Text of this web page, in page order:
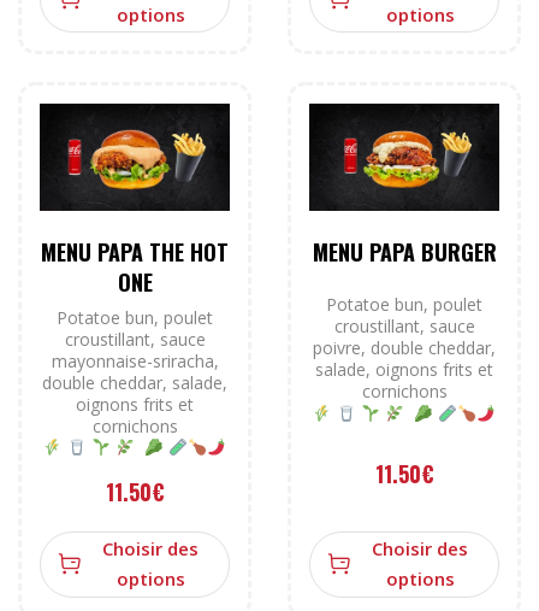
options
options
MENU PAPA THE HOT
ONE
Potatoe bun, poulet
croustillant, sauce
mayonnaise-sriracha,
double cheddar, salade,
oignons frits et
cornichons
11.50€
Choisir des
options
MENU PAPA BURGER
Potatoe bun, poulet
croustillant, sauce
poivre, double cheddar,
salade, oignons frits et
cornichons
11.50€
Choisir des
options